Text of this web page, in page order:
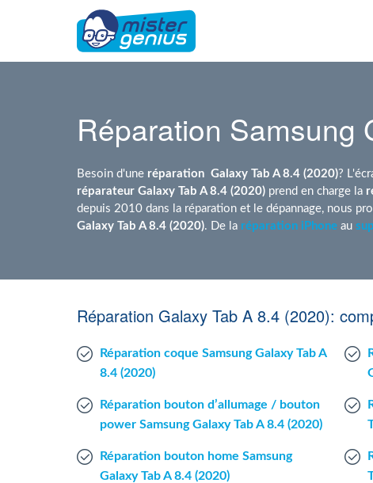
Réparation Samsung
Besoin d'une réparation Galaxy Tab A 8.4 (2020)?
réparateur Galaxy Tab A 8.4 (2020) prend en charge la
depuis 2010 dans la réparation et le dépannage, nous
Galaxy Tab A 8.4 (2020). De la réparation iPhone au
Réparation Galaxy Tab A 8.4 (2020):
Réparation coque Samsung Galaxy Tab A
8.4 (2020)
Réparation bouton d’allumage / bouton
power Samsung Galaxy Tab A 8.4 (2020)
Réparation bouton home Samsung
Galaxy Tab A 8.4 (2020)